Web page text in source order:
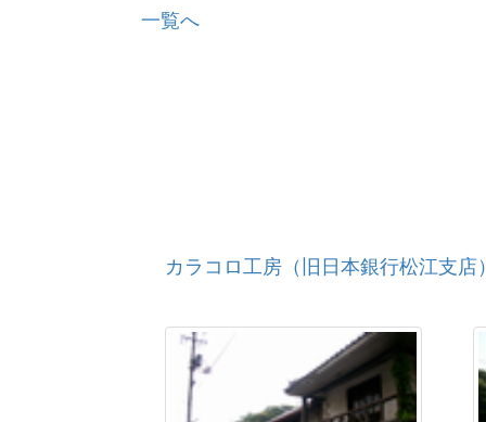
一覧へ
カラコロ工房（旧日本銀行松江支店